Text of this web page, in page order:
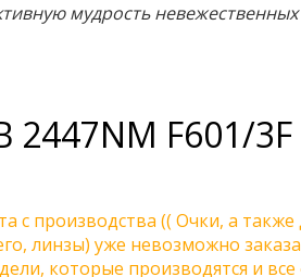
мудрость
2447NM F601/3F
с производства (( Очки, а
линзы) уже невозможно
которые производятся и